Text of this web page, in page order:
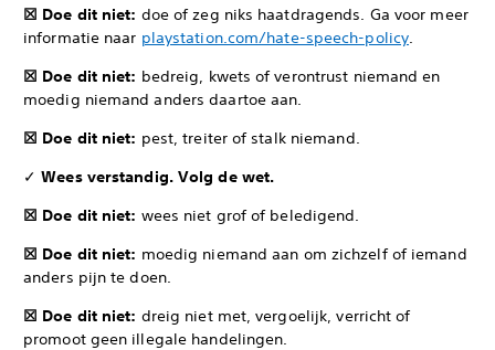
☒ Doe dit niet: doe of zeg niks haatdragends. Ga voor meer
informatie naar playstation.com/hate-speech-policy.
☒ Doe dit niet: bedreig, kwets of verontrust niemand en
moedig niemand anders daartoe aan.
☒ Doe dit niet: pest, treiter of stalk niemand.
✓ Wees verstandig. Volg de wet.
☒ Doe dit niet: wees niet grof of beledigend.
☒ Doe dit niet: moedig niemand aan om zichzelf of iemand
anders pijn te doen.
☒ Doe dit niet: dreig niet met, vergoelijk, verricht of
promoot geen illegale handelingen.